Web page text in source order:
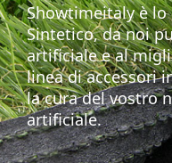
Showtimeitaly è
Sintetico, da noi
artificiale e al
linea di accessori
la cura del vostro
artificiale.